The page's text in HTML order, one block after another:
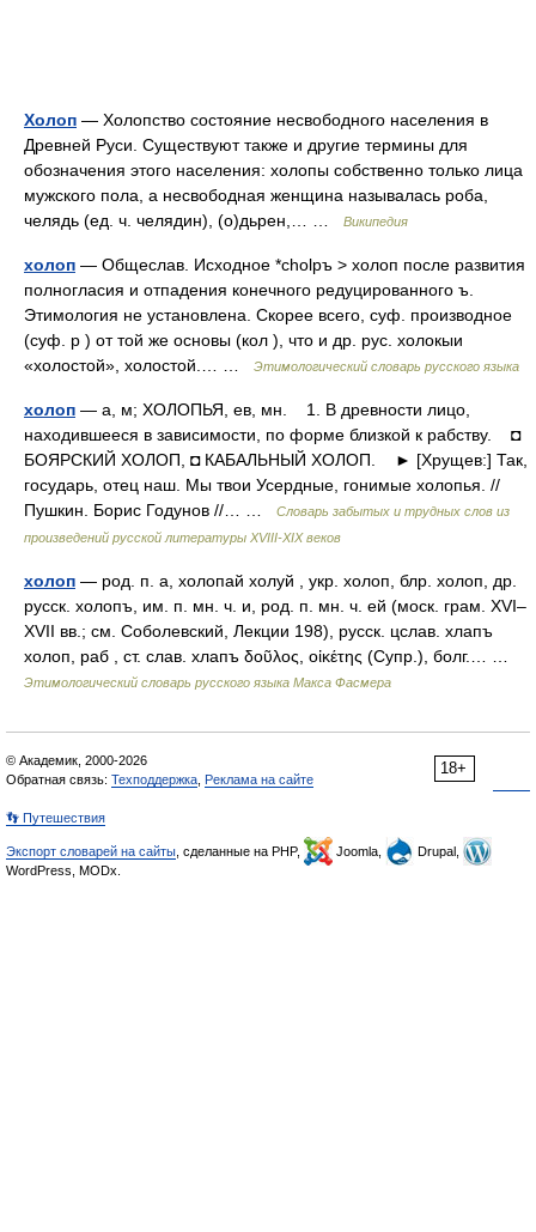
Холоп — Холопство состояние несвободного населения в
Древней Руси. Существуют также и другие термины для
обозначения этого населения: холопы собственно только лица
мужского пола, а несвободная женщина называлась роба,
челядь (ед. ч. челядин), (о)дьрен,… …
Википедия
холоп — Общеслав. Исходное *cholpъ > холоп после развития
полногласия и отпадения конечного редуцированного ъ.
Этимология не установлена. Скорее всего, суф. производное
(суф. p ) от той же основы (кол ), что и др. рус. холокыи
«холостой», холостой.… …
Этимологический словарь русского языка
холоп — а, м; ХОЛОПЬЯ, ев, мн. 1. В древности лицо,
находившееся в зависимости, по форме близкой к рабству. ◘
БОЯРСКИЙ ХОЛОП, ◘ КАБАЛЬНЫЙ ХОЛОП. ► [Хрущев:] Так,
государь, отец наш. Мы твои Усердные, гонимые холопья. //
Пушкин. Борис Годунов //… …
Словарь забытых и трудных слов из
произведений русской литературы ХVIII-ХIХ веков
холоп — род. п. а, холопай холуй , укр. холоп, блр. холоп, др.
русск. холопъ, им. п. мн. ч. и, род. п. мн. ч. ей (моск. грам. XVI–
XVII вв.; см. Соболевский, Лекции 198), русск. цслав. хлапъ
холоп, раб , ст. слав. хлапъ δοῦλος, οἰκέτης (Супр.), болг.… …
Этимологический словарь русского языка Макса Фасмера
18+
© Академик, 2000-2026
Обратная связь: Техподдержка Реклама на сайте
👣 Путешествия
Экспорт словарей на сайты , сделанные на PHP, Joomla,
Drupal,
WordPress, MODx.